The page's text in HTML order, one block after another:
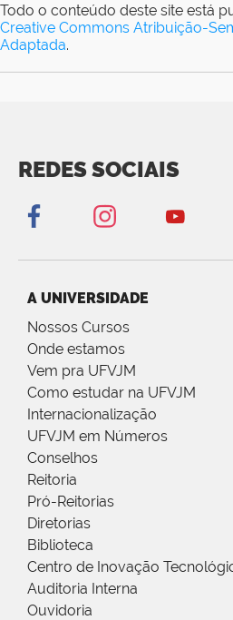
Todo o conteúdo deste site está
Creative Commons Atribuição-
Adaptada.
REDES SOCIAIS
A UNIVERSIDADE
Nossos Cursos
Onde estamos
Vem pra UFVJM
Como estudar na UFVJM
Internacionalização
UFVJM em Números
Conselhos
Reitoria
Pró-Reitorias
Diretorias
Biblioteca
Centro de Inovação
Auditoria Interna
Ouvidoria